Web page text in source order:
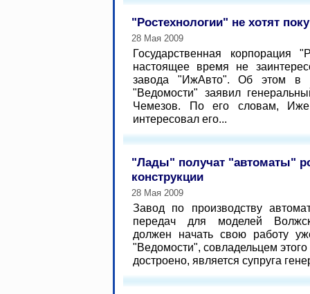
"Ростехнологии" не хотят
28 Мая 2009
Государственная корпорация
настоящее время не
завода "ИжАвто". Об этом в
"Ведомости" заявил
Чемезов. По его словам,
интересовал его...
"Лады" получат "автоматы"
конструкции
28 Мая 2009
Завод по производству
передач для моделей
должен начать свою работу
"Ведомости", совладельцем
достроено, является супруга